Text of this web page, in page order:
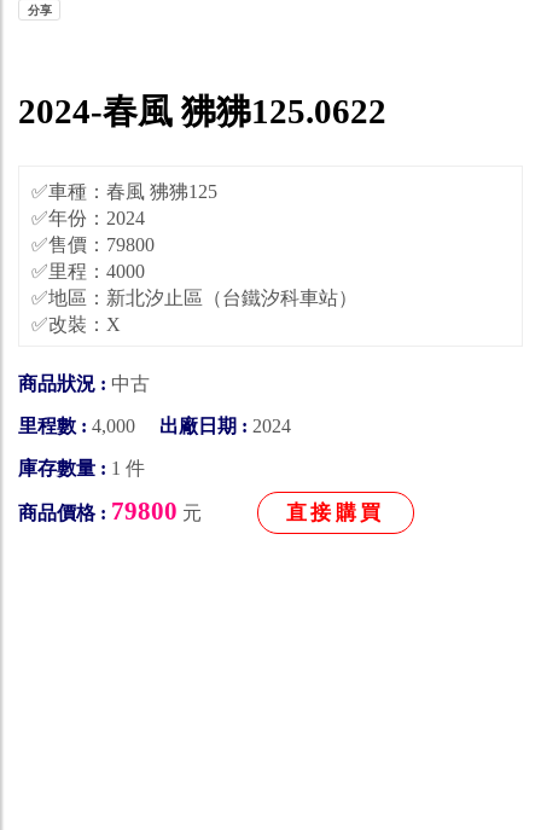
2024-春風 狒狒125.0622
✅車種：春風 狒狒125
✅年份：2024
✅售價：79800
✅里程：4000
✅地區：新北汐止區（台鐵汐科車站）
✅改裝：X
商品狀況 : 中古
里程數 : 4,000 出廠日期 : 2024
庫存數量 : 1 件
商品價格 : 79800 元 直接購買